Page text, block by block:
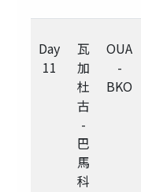
Day
11
瓦
加
杜
古
-
巴
馬
科
OUA
-
BKO